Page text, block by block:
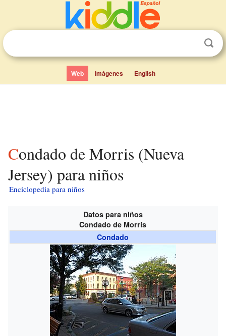
Web Imágenes English
Condado de Morris (Nueva
Jersey) para niños
Enciclopedia para niños
Datos para niños
Condado de Morris
Condado